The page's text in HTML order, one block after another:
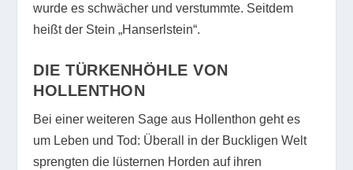
wurde es schwächer und verstummte. Seitdem
heißt der Stein „Hanserlstein“.
DIE TÜRKENHÖHLE VON
HOLLENTHON
Bei einer weiteren Sage aus Hollenthon geht es
um Leben und Tod: Überall in der Buckligen Welt
sprengten die lüsternen Horden auf ihren